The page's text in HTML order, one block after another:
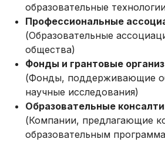
образовательные
Профессиональные
(Образовательные
общества)
Фонды и грантовые
(Фонды, поддерживающие
научные исследования)
Образовательные
(Компании, предлагающие
образовательным